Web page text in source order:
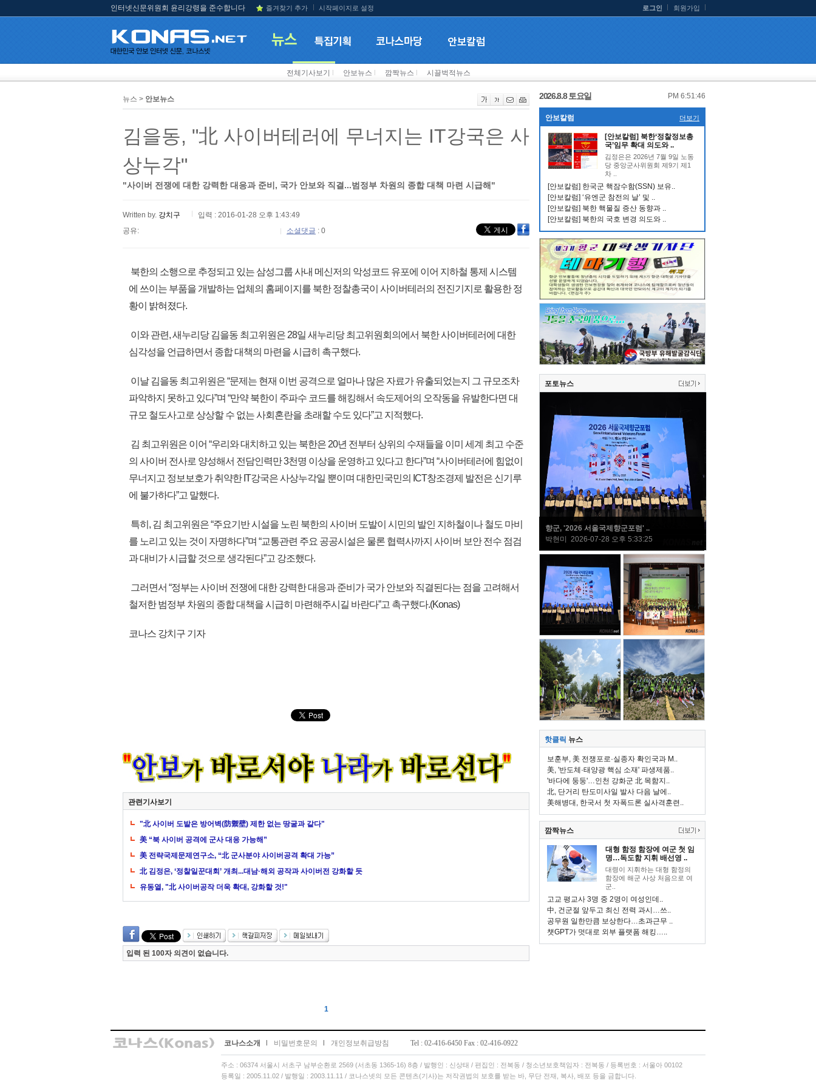
인터넷신문위원회 윤리강령을 준수합니다 즐겨찾기 추가 시작페이지로 설정 로그인 회원가입
전체기사보기 안보뉴스 깜짝뉴스 시끌벅적뉴스
뉴스 > 안보뉴스
김을동, "北 사이버테러에 무너지는 IT강국은 사
상누각"
"사이버 전쟁에 대한 강력한 대응과 준비, 국가 안보와 직결...범정부 차원의 종합 대책 마련 시급해"
Written by. 강치구
입력 : 2016-01-28 오후 1:43:49
공유:
소셜댓글 : 0
북한의 소행으로 추정되고 있는 삼성그룹 사내 메신저의 악성코드 유포에 이어 지하철 통제 시스템
에 쓰이는 부품을 개발하는 업체의 홈페이지를 북한 정찰총국이 사이버테러의 전진기지로 활용한 정
황이 밝혀졌다.
이와 관련, 새누리당 김을동 최고위원은 28일 새누리당 최고위원회의에서 북한 사이버테러에 대한
심각성을 언급하면서 종합 대책의 마련을 시급히 촉구했다.
이날 김을동 최고위원은 “문제는 현재 이번 공격으로 얼마나 많은 자료가 유출되었는지 그 규모조차
파악하지 못하고 있다”며 “만약 북한이 주파수 코드를 해킹해서 속도제어의 오작동을 유발한다면 대
규모 철도사고로 상상할 수 없는 사회혼란을 초래할 수도 있다”고 지적했다.
김 최고위원은 이어 “우리와 대치하고 있는 북한은 20년 전부터 상위의 수재들을 이미 세계 최고 수준
의 사이버 전사로 양성해서 전담인력만 3천명 이상을 운영하고 있다고 한다”며 “사이버테러에 힘없이
무너지고 정보보호가 취약한 IT강국은 사상누각일 뿐이며 대한민국민의 ICT창조경제 발전은 신기루
에 불가하다”고 말했다.
특히, 김 최고위원은 “주요기반 시설을 노린 북한의 사이버 도발이 시민의 발인 지하철이나 철도 마비
를 노리고 있는 것이 자명하다”며 “교통관련 주요 공공시설은 물론 협력사까지 사이버 보안 전수 점검
과 대비가 시급할 것으로 생각된다”고 강조했다.
그러면서 “정부는 사이버 전쟁에 대한 강력한 대응과 준비가 국가 안보와 직결된다는 점을 고려해서
철저한 범정부 차원의 종합 대책을 시급히 마련해주시길 바란다”고 촉구했다.(Konas)
코나스 강치구 기자
관련기사보기
"北 사이버 도발은 방어벽(防禦壁) 제한 없는 땅굴과 같다"
美 “북 사이버 공격에 군사 대응 가능해”
美 전략국제문제연구소, “北 군사분야 사이버공격 확대 가능”
北 김정은, ‘정찰일꾼대회’ 개최...대남·해외 공작과 사이버전 강화할 듯
유동열, "北 사이버공작 더욱 확대, 강화할 것!"
입력 된 100자 의견이 없습니다.
1
2026.8.8 토요일 PM 6:51:47
안보칼럼 더보기
[안보칼럼] 북한‘정찰정보총
국’임무 확대 의도와 ..
김정은은 2026년 7월 9일 노동
당 중앙군사위원회 제9기 제1
차 ..
[안보칼럼] 한국군 핵잠수함(SSN) 보유..
[안보칼럼] ‘유엔군 참전의 날’ 및 ..
[안보칼럼] 북한 핵물질 증산 동향과 ..
[안보칼럼] 북한의 국호 변경 의도와 ..
포토뉴스
향군, '2026 서울국제향군포럼' ..
박현미 2026-07-28 오후 5:33:25
핫클릭 뉴스
보훈부, 美 전쟁포로·실종자 확인국과 M..
美, '반도체·태양광 핵심 소재' 파생제품..
'바다에 둥둥'…인천 강화군 北 목함지..
北, 단거리 탄도미사일 발사 다음 날에..
美해병대, 한국서 첫 자폭드론 실사격훈련..
깜짝뉴스
대형 함정 함장에 여군 첫 임
명…독도함 지휘 배선영 ..
대령이 지휘하는 대형 함정의
함장에 해군 사상 처음으로 여
군..
고교 평교사 3명 중 2명이 여성인데..
中, 건군절 앞두고 최신 전력 과시…쓰..
공무원 일한만큼 보상한다…초과근무 ..
챗GPT가 멋대로 외부 플랫폼 해킹…..
코나스소개 비밀번호문의 개인정보취급방침 Tel : 02-416-6450 Fax : 02-416-0922
주소 : 06374 서울시 서초구 남부순환로 2569 (서초동 1365-16) 8층 / 발행인 : 신상태 / 편집인 : 전복동 / 청소년보호책임자 : 전복동 / 등록번호 : 서울아 00102
등록일 : 2005.11.02 / 발행일 : 2003.11.11 / 코나스넷의 모든 콘텐츠(기사)는 저작권법의 보호를 받는 바, 무단 전재, 복사, 배포 등을 금합니다.